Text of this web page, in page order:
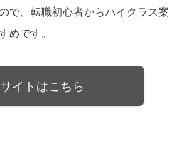
で、転職初心者からハイクラス案
めです。
イトはこちら